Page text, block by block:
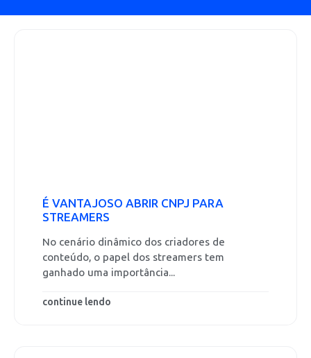
É VANTAJOSO ABRIR CNPJ PARA
STREAMERS
No cenário dinâmico dos criadores de
conteúdo, o papel dos streamers tem
ganhado uma importância...
continue lendo